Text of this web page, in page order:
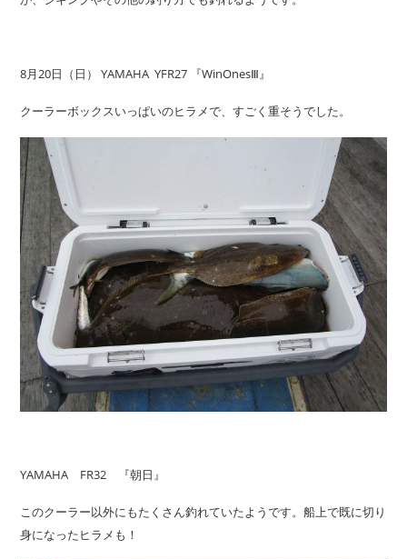
新艇・展示艇情報 中古艇情報
求人情報 会社概要
8月20日（日） YAMAHA YFR27 『WinOnesⅢ』
クーラーボックスいっぱいのヒラメで、すごく重そうでした。
YAMAHA FR32 『朝日』
このクーラー以外にもたくさん釣れていたようです。船上で既に切り
身になったヒラメも！